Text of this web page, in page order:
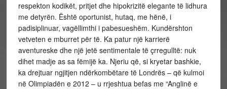
respekton kodikët, pritjet dhe hipokrizitë elegante të lidhura
me detyrën. Është oportunist, hutaq, me hënë, i
padisiplinuar, vagëllimthi i pabesueshëm. Kundërshton
vetveten e mburret për të. Ka patur një karrierë
aventureske dhe një jetë sentimentale të çrregulltë: nuk
dihet madje as sa fëmijë ka. Njeriu që, si kryetar bashkie,
ka drejtuar ngjitjen ndërkombëtare të Londrës – që kulmoi
në Olimpiadën e 2012 – u rrjeshtua befas me “Anglinë e